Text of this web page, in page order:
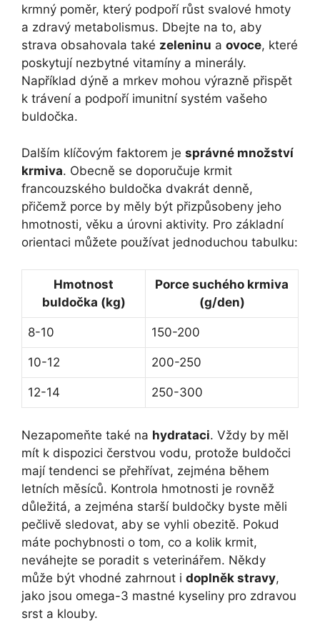
krmný poměr, který⁤ podpoří růst svalové‍ hmoty
a zdravý metabolismus. ⁤Dbejte na to, ‌aby
strava obsahovala také zeleninu a⁢ ovoce, které
poskytují nezbytné vitamíny a minerály.
Například dýně a mrkev mohou výrazně přispět
k trávení a podpoří imunitní systém vašeho
buldočka.
Dalším klíčovým ⁢faktorem je správné množství
krmiva. ⁤Obecně se⁤ doporučuje krmit
francouzského buldočka dvakrát denně,‍
přičemž ‌porce‍ by měly ⁣být přizpůsobeny jeho ​
hmotnosti, věku a úrovni aktivity. Pro základní
orientaci můžete používat jednoduchou tabulku:
Hmotnost
buldočka (kg)
Porce suchého ⁤krmiva
(g/den)
8-10 150-200
10-12 200-250
12-14 250-300
Nezapomeňte⁢ také na hydrataci. Vždy by měl⁢
mít ‌k dispozici ​čerstvou⁤ vodu,⁢ protože buldočci
mají tendenci se přehřívat,‍ zejména během
letních ‌měsíců. Kontrola hmotnosti je rovněž
důležitá, a zejména starší buldočky byste měli
pečlivě sledovat, aby se⁤ vyhli obezitě. Pokud
máte pochybnosti o ⁢tom,⁤ co a kolik krmit,
neváhejte se poradit‍ s veterinářem. ⁣Někdy
⁤může být ⁣vhodné zahrnout i doplněk stravy, ​
jako⁢ jsou omega-3 mastné kyseliny pro zdravou
srst‍ a ⁣klouby.